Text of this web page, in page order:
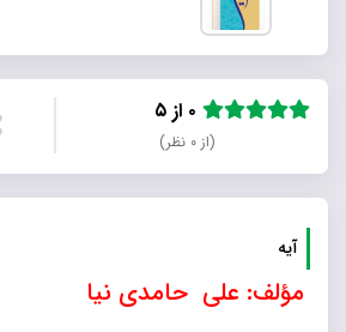
(از ۰ نظر)
آیه
مؤلف: علی حامدی نیا